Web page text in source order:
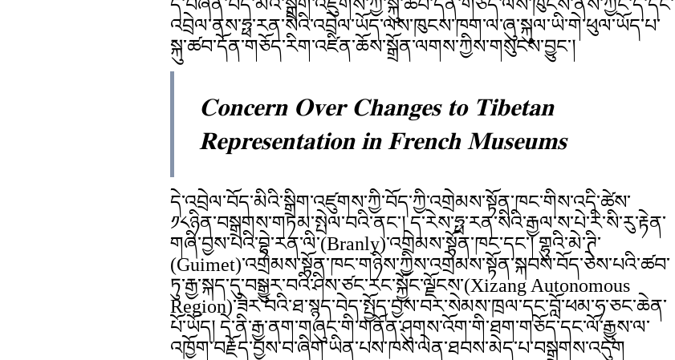
དེ་བཞིན་བོད་མིའི་སྒྲིག་འཛུགས་ཀྱི་སྐུ་ཚབ་དོན་གཅོད་ལས་ཁུངས་ནས་ཀྱང་དེ་དང་
འབྲེལ་ནས་ཧྥ་རན་སིའི་འབྲེལ་ཡོད་ལས་ཁུངས་ཁག་ལ་ཞུ་སྐུལ་ཡི་གེ་ཕུལ་ཡོད་པ་
སྐུ་ཚབ་དོན་གཅོད་རིག་འཛིན་ཆོས་སྒྲོན་ལགས་ཀྱིས་གསུངས་བྱུང་།
𝐂𝐨𝐧𝐜𝐞𝐫𝐧 𝐎𝐯𝐞𝐫 𝐂𝐡𝐚𝐧𝐠𝐞𝐬 𝐭𝐨 𝐓𝐢𝐛𝐞𝐭𝐚𝐧
𝐑𝐞𝐩𝐫𝐞𝐬𝐞𝐧𝐭𝐚𝐭𝐢𝐨𝐧 𝐢𝐧 𝐅𝐫𝐞𝐧𝐜𝐡 𝐌𝐮𝐬𝐞𝐮𝐦𝐬
དེ་འབྲེལ་བོད་མིའི་སྒྲིག་འཛུགས་ཀྱི་བོད་ཀྱི་འགྲེམས་སྟོན་ཁང་གིས་འདི་ཚེས་
༡༨ཉིན་བསྒྲགས་གཏམ་སྤེལ་བའི་ནང་། ད་རེས་ཧྥ་རན་སིའི་རྒྱལ་ས་པེ་རི་སི་རུ་རྟེན་
གཞི་བྱས་པའི་བྷེ་རན་ལི་(Branly)་འགྲེམས་སྟོན་ཁང་དང་། གྷུའི་མེ་ཊི་
(Guimet)་འགྲེམས་སྟོན་ཁང་གཉིས་ཀྱིས་འགྲེམས་སྟོན་སྐབས་བོད་ཅེས་པའི་ཚབ་
ཏུ་རྒྱ་སྐད་དུ་བསྒྱུར་བའི་ཤིས་ཙང་རང་སྐྱོང་ལྗོངས་(Xizang Autonomous
Region)་ཟེར་བའི་ཐ་སྙད་བེད་སྤྱོད་བྱས་བར་སེམས་ཁྲལ་དང་བློ་ཕམ་ཧ་ཅང་ཆེན་
པོ་ཡོད། དེ་ནི་རྒྱ་ནག་གཞུང་གི་གནོན་ཤུགས་འོག་གི་ཐག་གཅོད་དང་ལོ་རྒྱུས་ལ་
འཁྱོག་བརྗོད་བྱས་བ་ཞིག་ཡིན་པས་ཁས་ལེན་ཐབས་མེད་པ་བསྒྲགས་འདུག